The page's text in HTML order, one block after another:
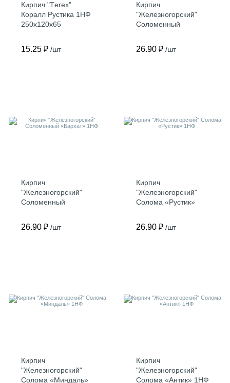
Кирпич "Тerex"
Коралл Рустика 1НФ
250х120х65
15.25 ₽ /шт
Кирпич
"Железногорский"
Соломенный
26.90 ₽ /шт
Кирпич
"Железногорский"
Соломенный
26.90 ₽ /шт
Кирпич
"Железногорский"
Солома «Рустик»
26.90 ₽ /шт
Кирпич
"Железногорский"
Солома «Миндаль»
Кирпич
"Железногорский"
Солома «Антик» 1НФ